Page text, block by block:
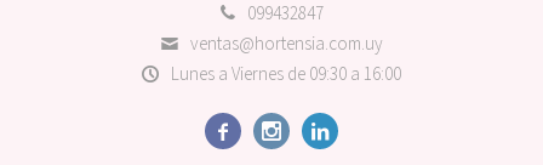
099432847
ventas@hortensia.com.uy
Lunes a Viernes de 09:30 a 16:00
  